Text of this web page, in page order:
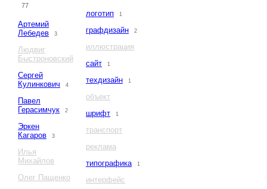
77
Артемий
Лебедев
3
Людвиг
Быстроновский
Сергей
Кулинкович
4
Павел
Герасимчук
2
Эркен
Кагаров
3
Илья
Михайлов
Олег Пащенко
логотип 1
графдизайн 2
иллюстрация
сайт
1
техдизайн 1
объект
шрифт
1
транспорт
реклама
типографика
1
интерфейс